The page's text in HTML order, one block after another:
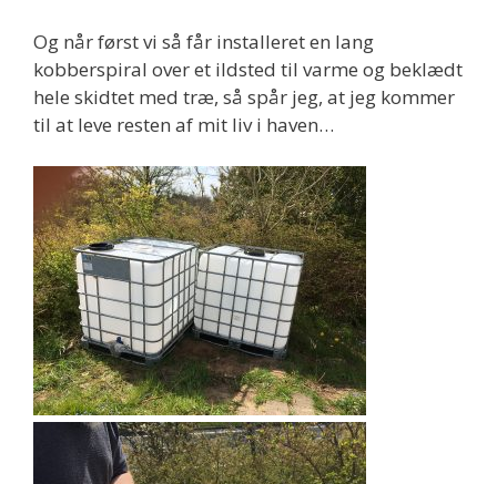
Og når først vi så får installeret en lang
kobberspiral over et ildsted til varme og beklædt
hele skidtet med træ, så spår jeg, at jeg kommer
til at leve resten af mit liv i haven…